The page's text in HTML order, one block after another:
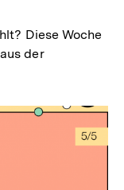
Diese Woche
der